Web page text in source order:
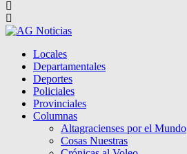
Locales
Departamentales
Deportes
Policiales
Provinciales
Columnas
Altagracienses por el Mundo
Cosas Nuestras